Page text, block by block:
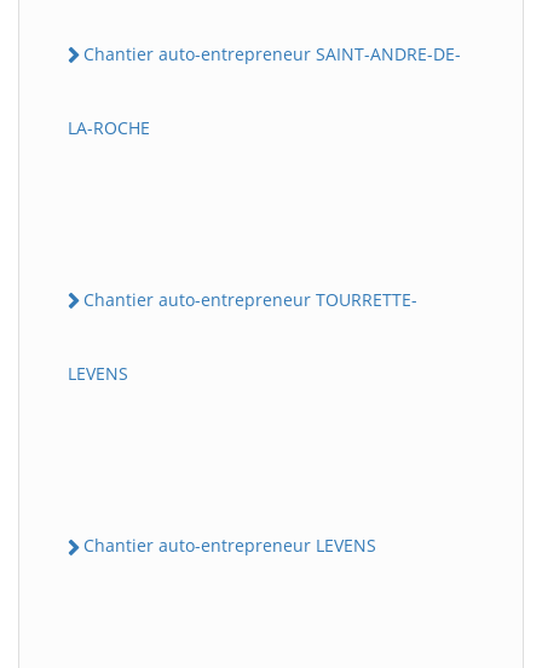
Chantier auto-entrepreneur SAINT-ANDRE-DE-
LA-ROCHE
Chantier auto-entrepreneur TOURRETTE-
LEVENS
Chantier auto-entrepreneur LEVENS